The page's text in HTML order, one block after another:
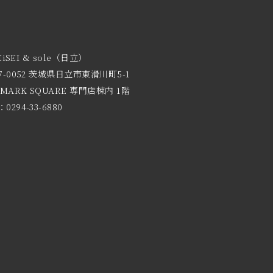
& sole（日立）
0052 茨城県日立市東滑川町5-1
SQUARE 専門店棟内 1階
0294-33-6880